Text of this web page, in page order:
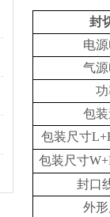
封
电源
气源
包
包装尺寸
包装尺寸
封口
外